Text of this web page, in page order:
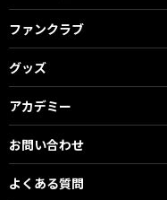
ファンクラブ
グッズ
アカデミー
お問い合わせ
よくある質問